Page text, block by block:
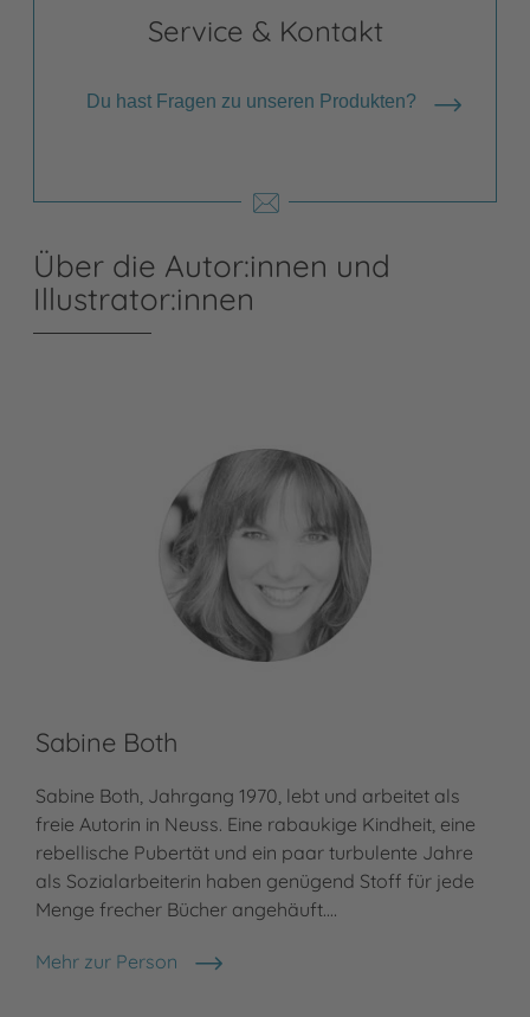
Service & Kontakt
Du hast Fragen zu unseren Produkten?
Über die Autor:innen und
Illustrator:innen
Sabine Both
Sabine Both, Jahrgang 1970, lebt und arbeitet als
freie Autorin in Neuss. Eine rabaukige Kindheit, eine
rebellische Pubertät und ein paar turbulente Jahre
als Sozialarbeiterin haben genügend Stoff für jede
Menge frecher Bücher angehäuft.…
Mehr zur Person
Sabine Both